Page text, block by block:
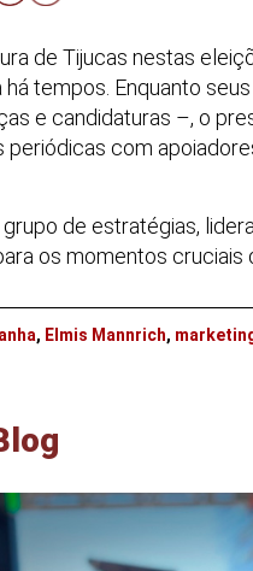
de Tijucas nestas
tempos. Enquanto
e candidaturas –, o
periódicas com
de estratégias,
os momentos cruciais
, Elmis Mannrich,